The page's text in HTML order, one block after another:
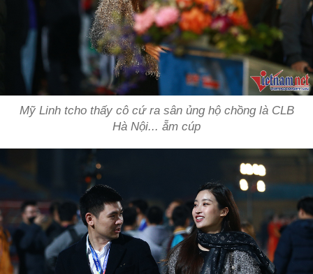
Mỹ Linh tcho thấy cô cứ ra sân ủng hộ chồng là CLB
Hà Nội... ẵm cúp